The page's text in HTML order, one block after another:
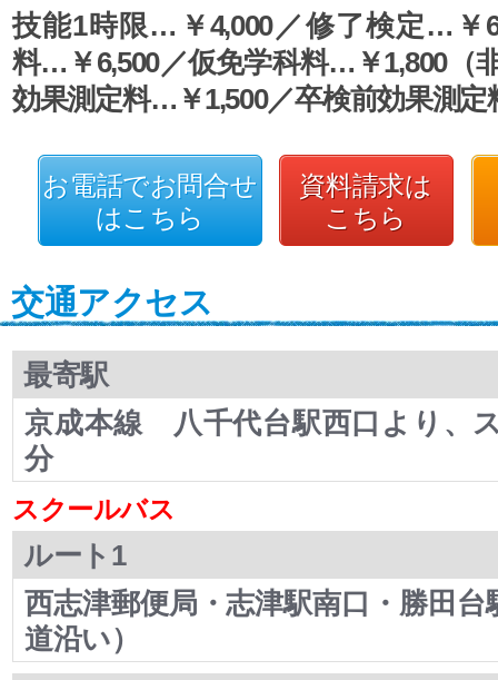
技能1時限…￥4,000／修了検定…￥
料…￥6,500／仮免学科料…￥1,800（
効果測定料…￥1,500／卒検前効果測
お電話でお問合せ
はこちら
資料請求は
こちら
交通アクセス
最寄駅
京成本線 八千代台駅西口より、
分
スクールバス
ルート1
西志津郵便局・志津駅南口・勝田台
道沿い）